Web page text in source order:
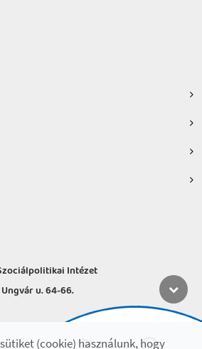
Intézet
u. 64-66.
(cookie) használunk, hogy